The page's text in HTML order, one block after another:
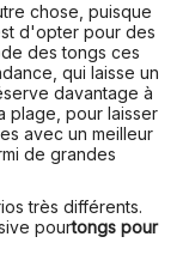
chose, puisque
d'opter pour des
des tongs ces
qui laisse un
davantage à
plage, pour laisser
avec un meilleur
de grandes
très différents.
pourtongs pour